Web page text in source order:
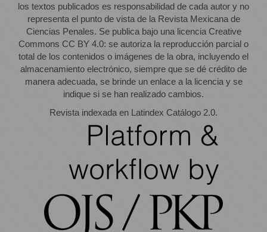
los textos publicados es responsabilidad de cada autor y no
representa el punto de vista de la Revista Mexicana de
Ciencias Penales. Se publica bajo una licencia Creative
Commons CC BY 4.0: se autoriza la reproducción parcial o
total de los contenidos o imágenes de la obra, incluyendo el
almacenamiento electrónico, siempre que se dé crédito de
manera adecuada, se brinde un enlace a la licencia y se
indique si se han realizado cambios.
Revista indexada en Latindex Catálogo 2.0.